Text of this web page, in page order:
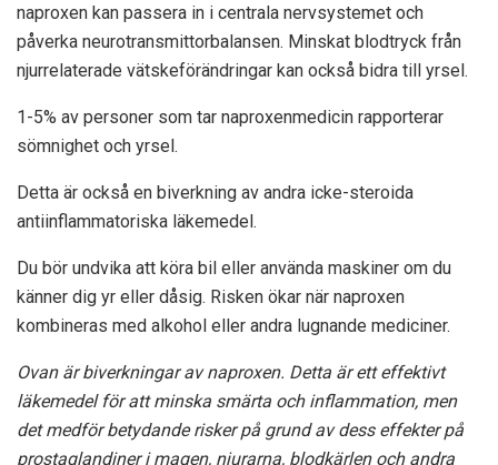
naproxen kan passera in i centrala nervsystemet och
påverka neurotransmittorbalansen. Minskat blodtryck från
njurrelaterade vätskeförändringar kan också bidra till yrsel.
1-5% av personer som tar naproxenmedicin rapporterar
sömnighet och yrsel.
Detta är också en biverkning av andra icke-steroida
antiinflammatoriska läkemedel.
Du bör undvika att köra bil eller använda maskiner om du
känner dig yr eller dåsig. Risken ökar när naproxen
kombineras med alkohol eller andra lugnande mediciner.
Ovan är biverkningar av naproxen. Detta är ett effektivt
läkemedel för att minska smärta och inflammation, men
det medför betydande risker på grund av dess effekter på
prostaglandiner i magen, njurarna, blodkärlen och andra